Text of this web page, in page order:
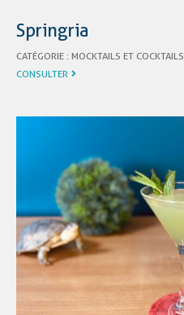
Springria
CATÉGORIE :MOCKTAILS ET COCKTAILS
CONSULTER